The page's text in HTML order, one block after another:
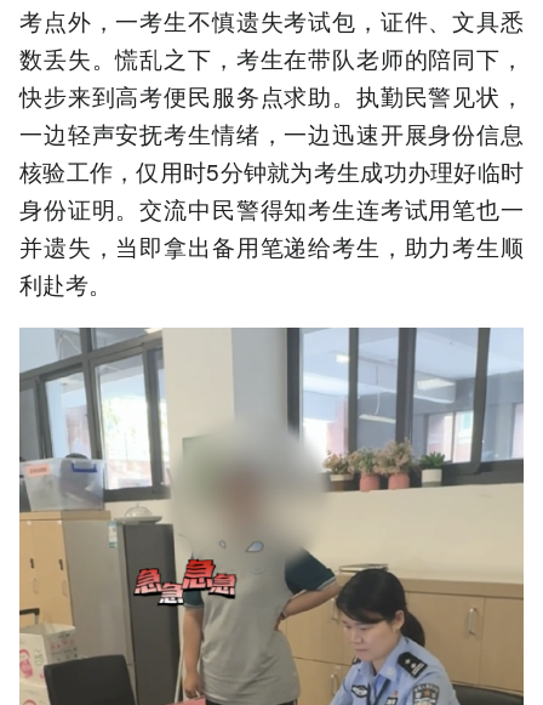
考点外，一考生不慎遗失考试包，证件、文具悉
数丢失。慌乱之下，考生在带队老师的陪同下，
快步来到高考便民服务点求助。执勤民警见状，
一边轻声安抚考生情绪，一边迅速开展身份信息
核验工作，仅用时5分钟就为考生成功办理好临时
身份证明。交流中民警得知考生连考试用笔也一
并遗失，当即拿出备用笔递给考生，助力考生顺
利赴考。